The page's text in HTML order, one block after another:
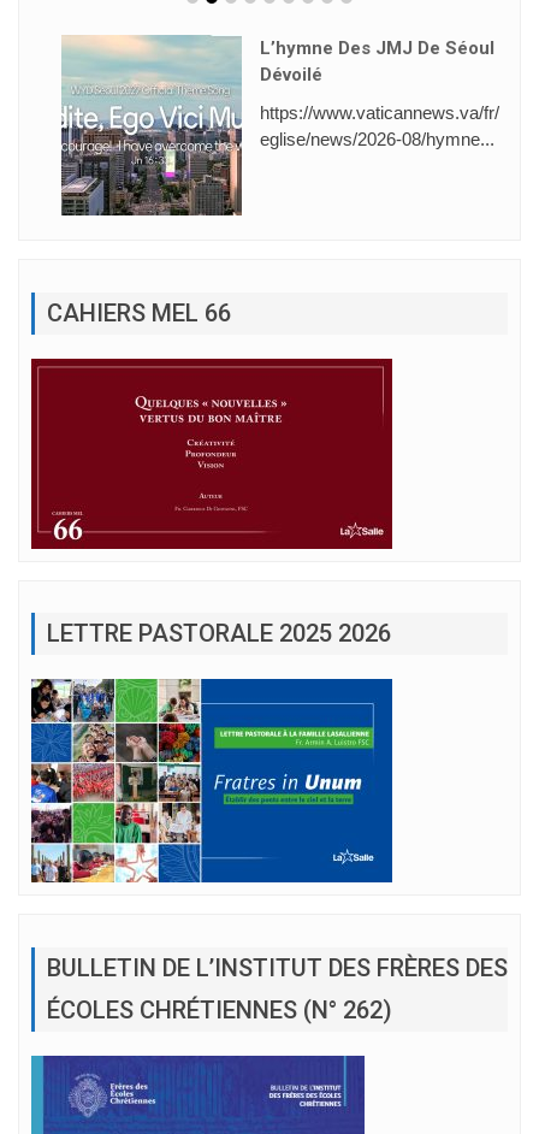
L’hymne Des JMJ De Séoul
Dévoilé
https://www.vaticannews.va/fr/
eglise/news/2026-08/hymne...
CAHIERS MEL 66
LETTRE PASTORALE 2025 2026
BULLETIN DE L’INSTITUT DES FRÈRES DES
ÉCOLES CHRÉTIENNES (N° 262)